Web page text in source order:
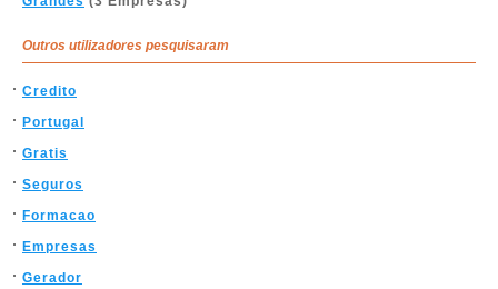
Outros utilizadores pesquisaram
Credito
Portugal
Gratis
Seguros
Formacao
Empresas
Gerador